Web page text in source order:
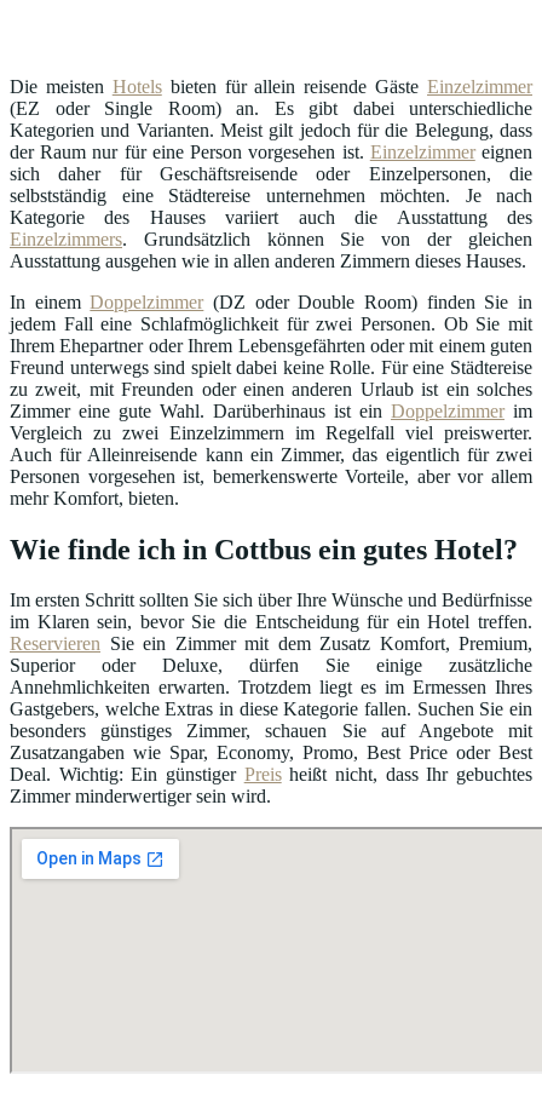
Die meisten Hotelsbieten für allein reisende Gäste Einzelzimmer
(EZ oder Single Room) an. Es gibt dabei unterschiedliche
Kategorien und Varianten. Meist gilt jedoch für die Belegung, dass
der Raum nur für eine Person vorgesehen ist. Einzelzimmereignen
sich daher für Geschäftsreisende oder Einzelpersonen, die
selbstständig eine Städtereise unternehmen möchten. Je nach
Kategorie des Hauses variiert auch die Ausstattung des
Einzelzimmers. Grundsätzlich können Sie von der gleichen
Ausstattung ausgehen wie in allen anderen Zimmern dieses Hauses.
In einemDoppelzimmer(DZ oder Double Room) finden Sie in
jedem Fall eine Schlafmöglichkeit für zwei Personen. Ob Sie mit
Ihrem Ehepartner oder Ihrem Lebensgefährten oder mit einem guten
Freund unterwegs sind spielt dabei keine Rolle. Für eine Städtereise
zu zweit, mit Freunden oder einen anderen Urlaub ist ein solches
Zimmer eine gute Wahl. Darüberhinaus ist ein Doppelzimmerim
Vergleich zu zwei Einzelzimmern im Regelfall viel preiswerter.
Auch für Alleinreisende kann ein Zimmer, das eigentlich für zwei
Personen vorgesehen ist, bemerkenswerte Vorteile, aber vor allem
mehr Komfort, bieten.
Wie finde ich in Cottbus ein gutes Hotel?
Im ersten Schritt sollten Sie sich über Ihre Wünsche und Bedürfnisse
im Klaren sein, bevor Sie die Entscheidung für ein Hotel treffen.
Reservieren Sie ein Zimmer mit dem Zusatz Komfort, Premium,
Superior oder Deluxe, dürfen Sie einige zusätzliche
Annehmlichkeiten erwarten. Trotzdem liegt es im Ermessen Ihres
Gastgebers, welche Extras in diese Kategorie fallen. Suchen Sie ein
besonders günstiges Zimmer, schauen Sie auf Angebote mit
Zusatzangaben wie Spar, Economy, Promo, Best Price oder Best
Deal. Wichtig: Ein günstiger Preisheißt nicht, dass Ihr gebuchtes
Zimmer minderwertiger sein wird.